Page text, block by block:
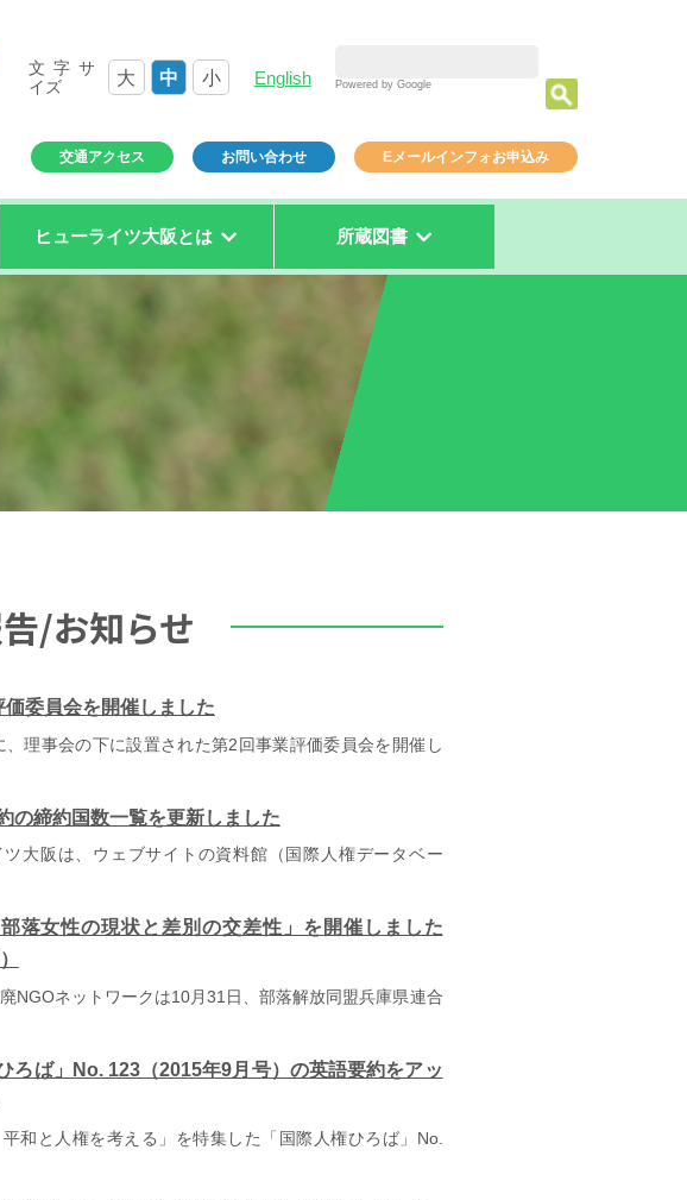
文字サ
イズ
大 中 小 English Powered by Google
交通アクセス お問い合わせ Eメールインフォお申込み
ヒューライツ大阪とは 所蔵図書
/お知らせ
委員会を開催しました
理事会の下に設置された第2回事業評価委員会を開催し
の締約国数一覧を更新しました
大阪は、ウェブサイトの資料館（国際人権データベー
落女性の現状と差別の交差性」を開催しました
NGOネットワークは10月31日、部落解放同盟兵庫県連合
ろば」No. 123（2015年9月号）の英語要約をアッ
和と人権を考える」を特集した「国際人権ひろば」No.